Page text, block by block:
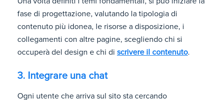
fase di progettazione, valutando la tipologia di
contenuto più idonea, le risorse a disposizione, i
collegamenti con altre pagine, scegliendo chi si
occuperà del design e chi di scrivere il contenuto.
3. Integrare una chat
Ogni utente che arriva sul sito sta cercando